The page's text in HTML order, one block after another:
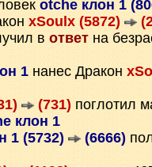
otche клон 1
xSoulx (5872)
в ответ на
1 нанес Дракон
(731) поглотил
клон 1
1 (5732) (6666)